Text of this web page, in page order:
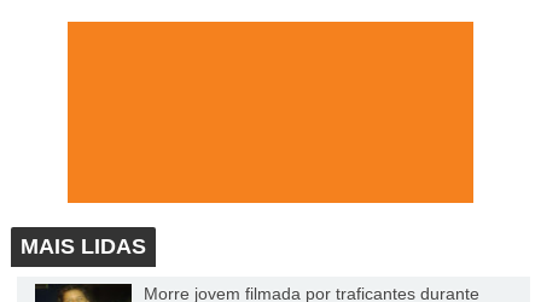
MAIS LIDAS
Morre jovem filmada por traficantes durante